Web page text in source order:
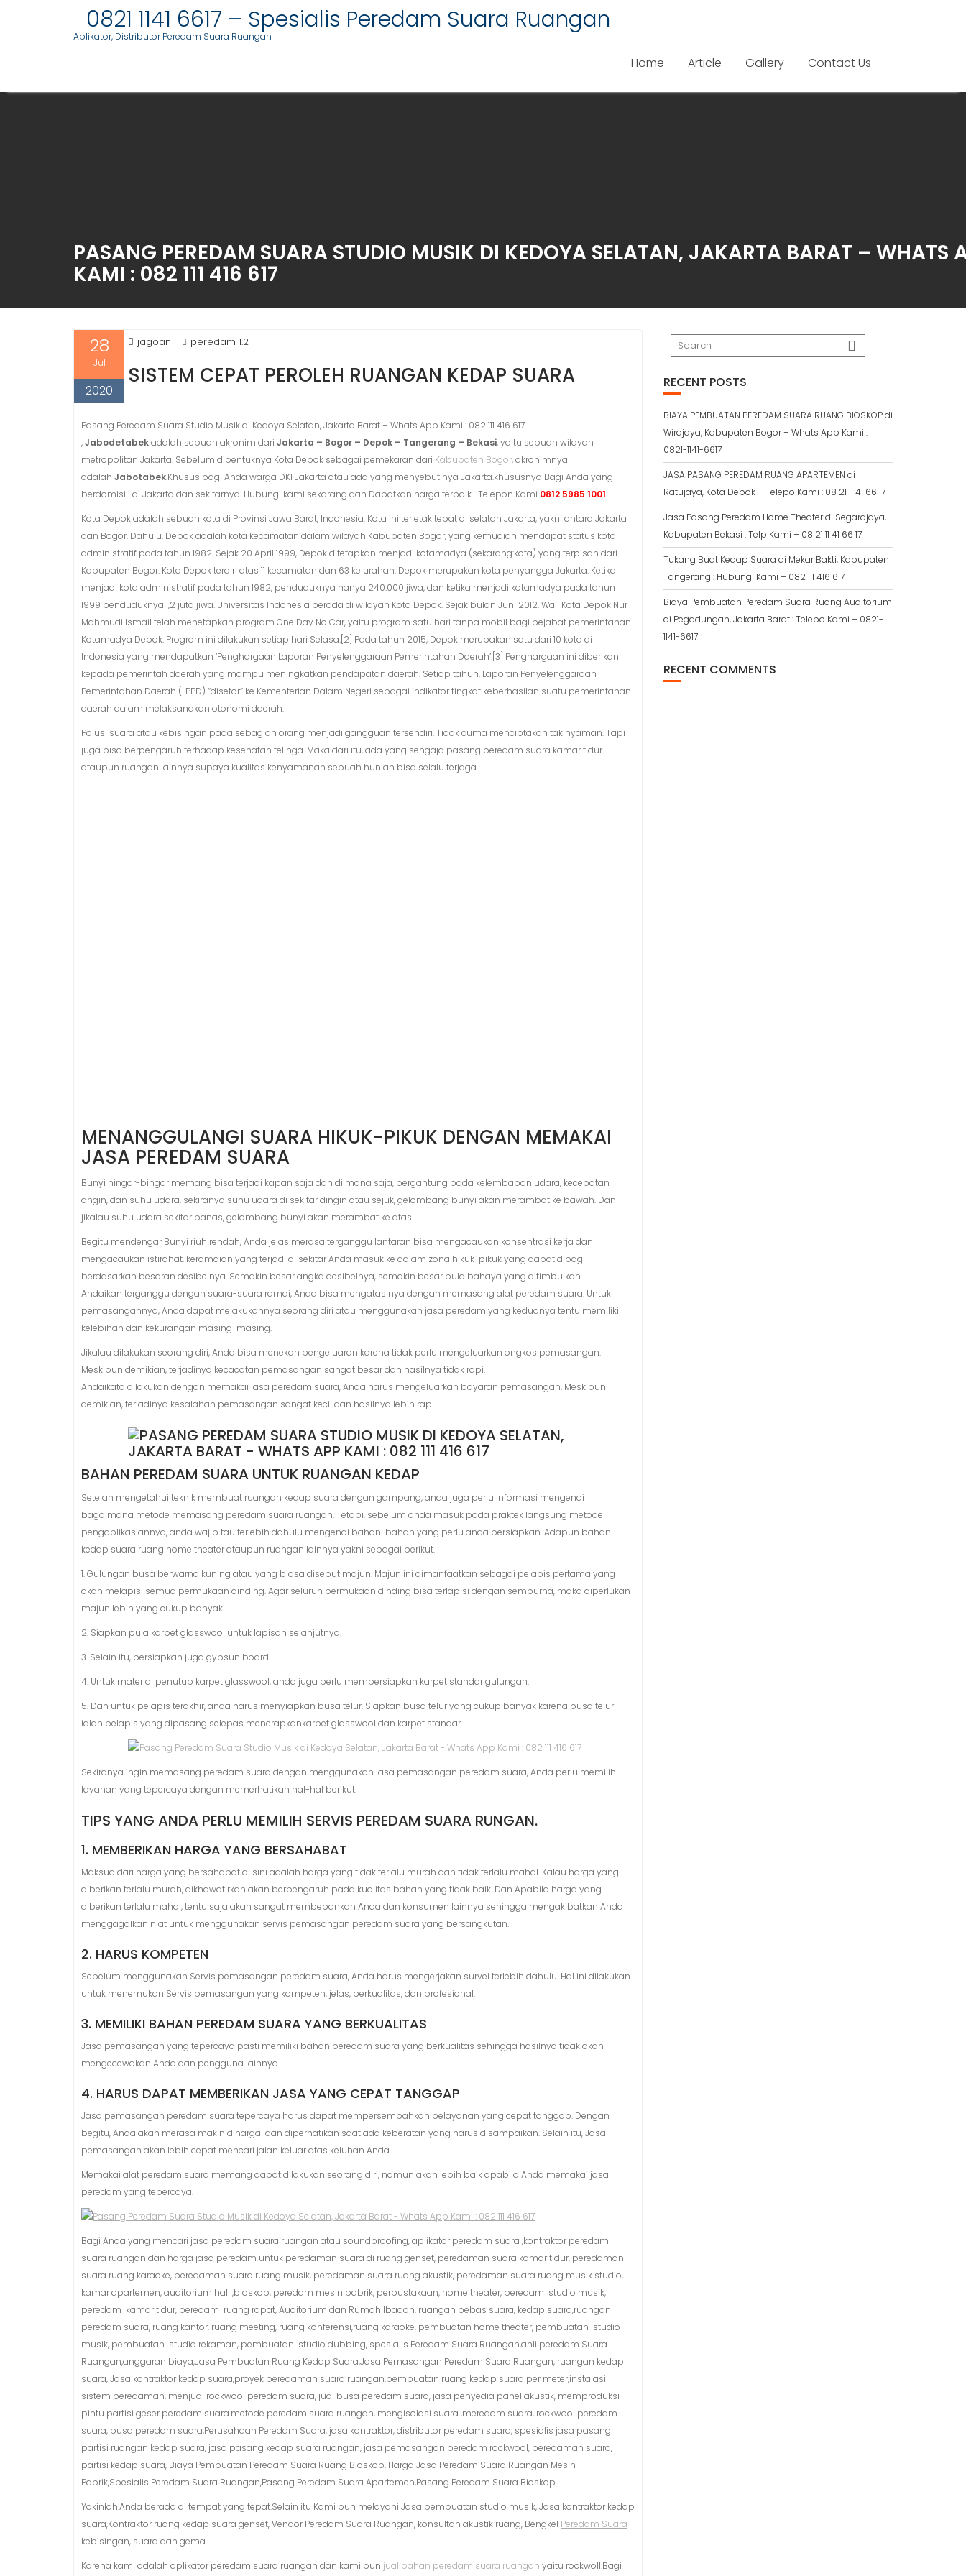
t
0821 1141 6617 – Spesialis Peredam Suara Ruangan
Aplikator, Distributor Peredam Suara Ruangan
Home Article Gallery Contact Us
PASANG PEREDAM SUARA STUDIO MUSIK DI KEDOYA SELATAN, JAKARTA BARAT – WHATS
KAMI : 082 111 416 617
28
Jul
2020
jagoan peredam 1.2
SISTEM CEPAT PEROLEH RUANGAN KEDAP SUARA
Pasang Peredam Suara Studio Musik di Kedoya Selatan, Jakarta Barat – Whats App Kami : 082 111 416 617
,Jabodetabekadalah sebuah akronim dari Jakarta – Bogor – Depok – Tangerang – Bekasi, yaitu sebuah wilayah
metropolitan Jakarta. Sebelum dibentuknya Kota Depok sebagai pemekaran dari Kabupaten Bogor, akronimnya
adalah Jabotabek.Khusus bagi Anda warga DKI Jakarta atau ada yang menyebut nya Jakarta.khususnya Bagi Anda yang
berdomisili di Jakarta dan sekitarnya. Hubungi kami sekarang dan Dapatkan harga terbaik Telepon Kami 0812 5985 1001
Kota Depok adalah sebuah kota di Provinsi Jawa Barat, Indonesia. Kota ini terletak tepat di selatan Jakarta, yakni antara Jakarta
dan Bogor. Dahulu, Depok adalah kota kecamatan dalam wilayah Kabupaten Bogor, yang kemudian mendapat status kota
administratif pada tahun 1982. Sejak 20 April 1999, Depok ditetapkan menjadi kotamadya (sekarang:kota) yang terpisah dari
Kabupaten Bogor. Kota Depok terdiri atas 11 kecamatan dan 63 kelurahan. Depok merupakan kota penyangga Jakarta. Ketika
menjadi kota administratif pada tahun 1982, penduduknya hanya 240.000 jiwa, dan ketika menjadi kotamadya pada tahun
1999 penduduknya 1,2 juta jiwa. Universitas Indonesia berada di wilayah Kota Depok. Sejak bulan Juni 2012, Wali Kota Depok Nur
Mahmudi Ismail telah menetapkan program One Day No Car, yaitu program satu hari tanpa mobil bagi pejabat pemerintahan
Kotamadya Depok. Program ini dilakukan setiap hari Selasa.[2] Pada tahun 2015, Depok merupakan satu dari 10 kota di
Indonesia yang mendapatkan ‘Penghargaan Laporan Penyelenggaraan Pemerintahan Daerah’.[3] Penghargaan ini diberikan
kepada pemerintah daerah yang mampu meningkatkan pendapatan daerah. Setiap tahun, Laporan Penyelenggaraan
Pemerintahan Daerah (LPPD) “disetor” ke Kementerian Dalam Negeri sebagai indikator tingkat keberhasilan suatu pemerintahan
daerah dalam melaksanakan otonomi daerah.
Polusi suara atau kebisingan pada sebagian orang menjadi gangguan tersendiri. Tidak cuma menciptakan tak nyaman. Tapi
juga bisa berpengaruh terhadap kesehatan telinga. Maka dari itu, ada yang sengaja pasang peredam suara kamar tidur
ataupun ruangan lainnya supaya kualitas kenyamanan sebuah hunian bisa selalu terjaga.
MENANGGULANGI SUARA HIKUK-PIKUK DENGAN MEMAKAI
JASA PEREDAM SUARA
Bunyi hingar-bingar memang bisa terjadi kapan saja dan di mana saja, bergantung pada kelembapan udara, kecepatan
angin, dan suhu udara. sekiranya suhu udara di sekitar dingin atau sejuk, gelombang bunyi akan merambat ke bawah. Dan
jikalau suhu udara sekitar panas, gelombang bunyi akan merambat ke atas.
Begitu mendengar Bunyi riuh rendah, Anda jelas merasa terganggu lantaran bisa mengacaukan konsentrasi kerja dan
mengacaukan istirahat. keramaian yang terjadi di sekitar Anda masuk ke dalam zona hikuk-pikuk yang dapat dibagi
berdasarkan besaran desibelnya. Semakin besar angka desibelnya, semakin besar pula bahaya yang ditimbulkan.
Andaikan terganggu dengan suara-suara ramai, Anda bisa mengatasinya dengan memasang alat peredam suara. Untuk
pemasangannya, Anda dapat melakukannya seorang diri atau menggunakan jasa peredam yang keduanya tentu memiliki
kelebihan dan kekurangan masing-masing.
Jikalau dilakukan seorang diri, Anda bisa menekan pengeluaran karena tidak perlu mengeluarkan ongkos pemasangan.
Meskipun demikian, terjadinya kecacatan pemasangan sangat besar dan hasilnya tidak rapi.
Andaikata dilakukan dengan memakai jasa peredam suara, Anda harus mengeluarkan bayaran pemasangan. Meskipun
demikian, terjadinya kesalahan pemasangan sangat kecil dan hasilnya lebih rapi.
BAHAN PEREDAM SUARA UNTUK RUANGAN KEDAP
Setelah mengetahui teknik membuat ruangan kedap suara dengan gampang, anda juga perlu informasi mengenai
bagaimana metode memasang peredam suara ruangan. Tetapi, sebelum anda masuk pada praktek langsung metode
pengaplikasiannya, anda wajib tau terlebih dahulu mengenai bahan-bahan yang perlu anda persiapkan. Adapun bahan
kedap suara ruang home theater ataupun ruangan lainnya yakni sebagai berikut.
1. Gulungan busa berwarna kuning atau yang biasa disebut majun. Majun ini dimanfaatkan sebagai pelapis pertama yang
akan melapisi semua permukaan dinding. Agar seluruh permukaan dinding bisa terlapisi dengan sempurna, maka diperlukan
majun lebih yang cukup banyak.
2. Siapkan pula karpet glasswool untuk lapisan selanjutnya.
3. Selain itu, persiapkan juga gypsun board.
4. Untuk material penutup karpet glasswool, anda juga perlu mempersiapkan karpet standar gulungan.
5. Dan untuk pelapis terakhir, anda harus menyiapkan busa telur. Siapkan busa telur yang cukup banyak karena busa telur
ialah pelapis yang dipasang selepas menerapkankarpet glasswool dan karpet standar.
Sekiranya ingin memasang peredam suara dengan menggunakan jasa pemasangan peredam suara, Anda perlu memilih
layanan yang tepercaya dengan memerhatikan hal-hal berikut.
TIPS YANG ANDA PERLU MEMILIH SERVIS PEREDAM SUARA RUNGAN.
1. MEMBERIKAN HARGA YANG BERSAHABAT
Maksud dari harga yang bersahabat di sini adalah harga yang tidak terlalu murah dan tidak terlalu mahal. Kalau harga yang
diberikan terlalu murah, dikhawatirkan akan berpengaruh pada kualitas bahan yang tidak baik. Dan Apabila harga yang
diberikan terlalu mahal, tentu saja akan sangat membebankan Anda dan konsumen lainnya sehingga mengakibatkan Anda
menggagalkan niat untuk menggunakan servis pemasangan peredam suara yang bersangkutan.
2. HARUS KOMPETEN
Sebelum menggunakan Servis pemasangan peredam suara, Anda harus mengerjakan survei terlebih dahulu. Hal ini dilakukan
untuk menemukan Servis pemasangan yang kompeten, jelas, berkualitas, dan profesional.
3. MEMILIKI BAHAN PEREDAM SUARA YANG BERKUALITAS
Jasa pemasangan yang tepercaya pasti memiliki bahan peredam suara yang berkualitas sehingga hasilnya tidak akan
mengecewakan Anda dan pengguna lainnya.
4. HARUS DAPAT MEMBERIKAN JASA YANG CEPAT TANGGAP
Jasa pemasangan peredam suara tepercaya harus dapat mempersembahkan pelayanan yang cepat tanggap. Dengan
begitu, Anda akan merasa makin dihargai dan diperhatikan saat ada keberatan yang harus disampaikan. Selain itu, Jasa
pemasangan akan lebih cepat mencari jalan keluar atas keluhan Anda.
Memakai alat peredam suara memang dapat dilakukan seorang diri, namun akan lebih baik apabila Anda memakai jasa
peredam yang tepercaya.
Bagi Anda yang mencari jasa peredam suara ruangan atau soundproofing, aplikator peredam suara ,kontraktor peredam
suara ruangan dan harga jasa peredam untuk peredaman suara di ruang genset, peredaman suara kamar tidur, peredaman
suara ruang karaoke, peredaman suara ruang musik, peredaman suara ruang akustik, peredaman suara ruang musik studio,
kamar apartemen, auditorium hall ,bioskop, peredam mesin pabrik, perpustakaan, home theater, peredam studio musik,
peredam kamar tidur, peredam ruang rapat, Auditorium dan Rumah Ibadah. ruangan bebas suara, kedap suara,ruangan
peredam suara, ruang kantor, ruang meeting, ruang konferensi,ruang karaoke, pembuatan home theater, pembuatan studio
musik, pembuatan studio rekaman, pembuatan studio dubbing, spesialis Peredam Suara Ruangan,ahli peredam Suara
Ruangan,anggaran biaya,Jasa Pembuatan Ruang Kedap Suara,Jasa Pemasangan Peredam Suara Ruangan, ruangan kedap
suara, Jasa kontraktor kedap suara,proyek peredaman suara ruangan,pembuatan ruang kedap suara per meter,instalasi
sistem peredaman, menjual rockwool peredam suara, jual busa peredam suara, jasa penyedia panel akustik, memproduksi
pintu partisi geser peredam suara.metode peredam suara ruangan, mengisolasi suara ,meredam suara, rockwool peredam
suara, busa peredam suara,Perusahaan Peredam Suara, jasa kontraktor, distributor peredam suara, spesialis jasa pasang
partisi ruangan kedap suara, jasa pasang kedap suara ruangan, jasa pemasangan peredam rockwool, peredaman suara,
partisi kedap suara, Biaya Pembuatan Peredam Suara Ruang Bioskop, Harga Jasa Peredam Suara Ruangan Mesin
Pabrik,Spesialis Peredam Suara Ruangan,Pasang Peredam Suara Apartemen,Pasang Peredam Suara Bioskop
Yakinlah.Anda berada di tempat yang tepat.Selain itu Kami pun melayani Jasa pembuatan studio musik, Jasa kontraktor kedap
suara,Kontraktor ruang kedap suara genset, Vendor Peredam Suara Ruangan, konsultan akustik ruang, Bengkel Peredam Suara
kebisingan, suara dan gema.
Karena kami adalah aplikator peredam suara ruangan dan kami pun jual bahan peredam suara ruangan yaitu rockwoll.Bagi
RECENT POSTS
BIAYA PEMBUATAN PEREDAM SUARA RUANG BIOSKOP di
Wirajaya, Kabupaten Bogor – Whats App Kami :
0821-1141-6617
JASA PASANG PEREDAM RUANG APARTEMEN di
Ratujaya, Kota Depok – Telepo Kami : 08 21 11 41 66 17
Jasa Pasang Peredam Home Theater di Segarajaya,
Kabupaten Bekasi : Telp Kami – 08 21 11 41 66 17
Tukang Buat Kedap Suara di Mekar Bakti, Kabupaten
Tangerang : Hubungi Kami – 082 111 416 617
Biaya Pembuatan Peredam Suara Ruang Auditorium
di Pegadungan, Jakarta Barat : Telepo Kami – 0821-
1141-6617
RECENT COMMENTS